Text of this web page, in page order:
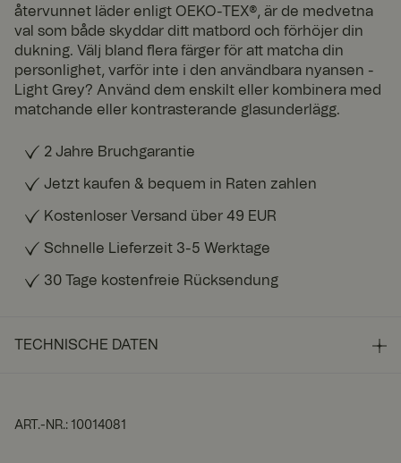
återvunnet läder enligt OEKO-TEX®, är de medvetna
val som både skyddar ditt matbord och förhöjer din
dukning. Välj bland flera färger för att matcha din
personlighet, varför inte i den användbara nyansen -
Light Grey? Använd dem enskilt eller kombinera med
matchande eller kontrasterande glasunderlägg.
2 Jahre Bruchgarantie
Jetzt kaufen & bequem in Raten zahlen
Kostenloser Versand über 49 EUR
Schnelle Lieferzeit 3-5 Werktage
30 Tage kostenfreie Rücksendung
TECHNISCHE DATEN
ART.-NR.: 10014081